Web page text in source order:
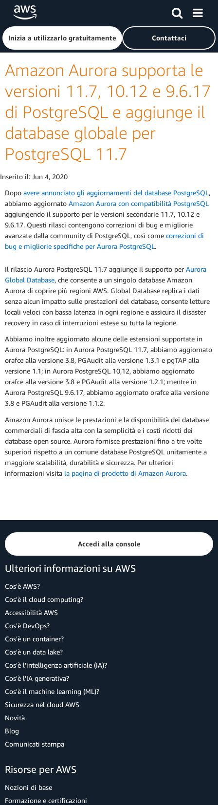
Passa al contenuto principale
Fai clic qui per tornare alla home page di Amazon Web
Inizia a utilizzarlo gratuitamente Contattaci
Amazon Aurora supporta le
versioni 11.7, 10.12 e 9.6.17
di PostgreSQL e aggiunge il
database globale per
PostgreSQL 11.7
Inserito il: Jun 4, 2020
Dopo avere annunciato gli aggiornamenti del database PostgreSQL,
abbiamo aggiornato Amazon Aurora con compatibilità PostgreSQL
aggiungendo il supporto per le versioni secondarie 11.7, 10.12 e
9.6.17. Questi rilasci contengono correzioni di bug e migliorie
avanzate dalla community di PostgreSQL, così come correzioni di
bug e migliorie specifiche per Aurora PostgreSQL.
Il rilascio Aurora PostgreSQL 11.7 aggiunge il supporto per Aurora
Global Database, che consente a un singolo database Amazon
Aurora di coprire più regioni AWS. Global Database replica i dati
senza alcun impatto sulle prestazioni del database, consente letture
locali veloci con bassa latenza in ogni regione e assicura il disaster
recovery in caso di interruzioni estese su tutta la regione.
Abbiamo inoltre aggiornato alcune delle estensioni supportate in
Aurora PostgreSQL: in Aurora PostgreSQL 11.7, abbiamo aggiornato
orafce alla versione 3.8, PGAudit alla versione 1.3.1 e pgTAP alla
versione 1.1; in Aurora PostgreSQL 10,12, abbiamo aggiornato
orafce alla versione 3.8 e PGAudit alla versione 1.2.1; mentre in
Aurora PostgreSQL 9.6.17, abbiamo aggiornato orafce alla versione
3.8 e PGAudit alla versione 1.1.2.
Amazon Aurora unisce le prestazioni e la disponibilità dei database
commerciali di fascia alta con la semplicità e i costi ridotti dei
database open source. Aurora fornisce prestazioni fino a tre volte
superiori rispetto a un comune database PostgreSQL unitamente a
maggiore scalabilità, durabilità e sicurezza. Per ulteriori
informazioni visita la pagina di prodotto di Amazon Aurora.
Accedi alla console
Ulteriori informazioni su AWS
Cos'è AWS?
Cos'è il cloud computing?
Accessibilità AWS
Cos'è DevOps?
Cos'è un container?
Cos'è un data lake?
Cos'è l'intelligenza artificiale (IA)?
Cos'è l'IA generativa?
Cos'è il machine learning (ML)?
Sicurezza nel cloud AWS
Novità
Blog
Comunicati stampa
Risorse per AWS
Nozioni di base
Formazione e certificazioni